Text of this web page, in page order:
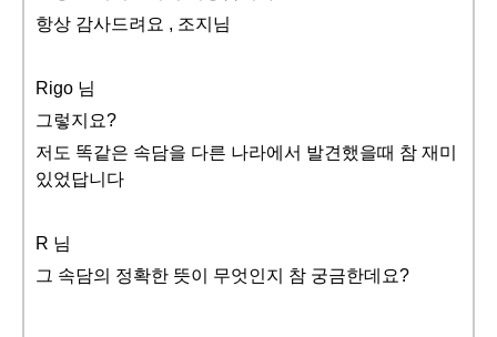
항상 감사드려요 , 조지님
Rigo 님
그렇지요?
저도 똑같은 속담을 다른 나라에서 발견했을때 참 재미
있었답니다
R 님
그 속담의 정확한 뜻이 무엇인지 참 궁금한데요?